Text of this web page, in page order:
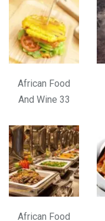
African Food
And Wine 33
African Food